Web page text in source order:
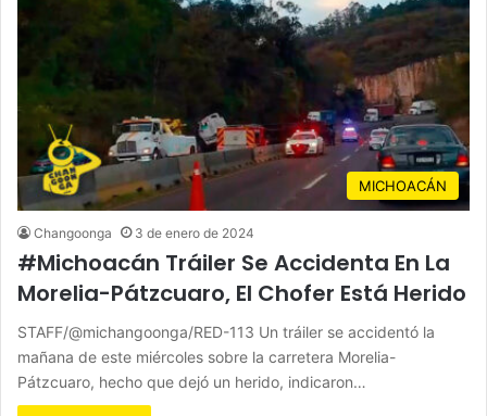
MICHOACÁN
Changoonga 3 de enero de 2024
#Michoacán Tráiler Se Accidenta En La
Morelia-Pátzcuaro, El Chofer Está Herido
STAFF/@michangoonga/RED-113 Un tráiler se accidentó la
mañana de este miércoles sobre la carretera Morelia-
Pátzcuaro, hecho que dejó un herido, indicaron…